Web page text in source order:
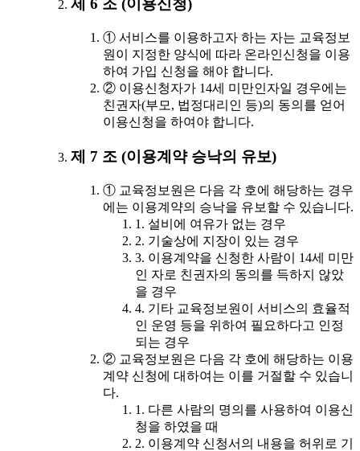
제 6 조 (이용신청)
① 서비스를 이용하고자 하는 자는 교육정보
원이 지정한 양식에 따라 온라인신청을 이용
하여 가입 신청을 해야 합니다.
② 이용신청자가 14세 미만인자일 경우에는
친권자(부모, 법정대리인 등)의 동의를 얻어
이용신청을 하여야 합니다.
제 7 조 (이용계약 승낙의 유보)
① 교육정보원은 다음 각 호에 해당하는 경우
에는 이용계약의 승낙을 유보할 수 있습니다.
1. 설비에 여유가 없는 경우
2. 기술상에 지장이 있는 경우
3. 이용계약을 신청한 사람이 14세 미만
인 자로 친권자의 동의를 득하지 않았
을 경우
4. 기타 교육정보원이 서비스의 효율적
인 운영 등을 위하여 필요하다고 인정
되는 경우
② 교육정보원은 다음 각 호에 해당하는 이용
계약 신청에 대하여는 이를 거절할 수 있습니
다.
1. 다른 사람의 명의를 사용하여 이용신
청을 하였을 때
2. 이용계약 신청서의 내용을 허위로 기